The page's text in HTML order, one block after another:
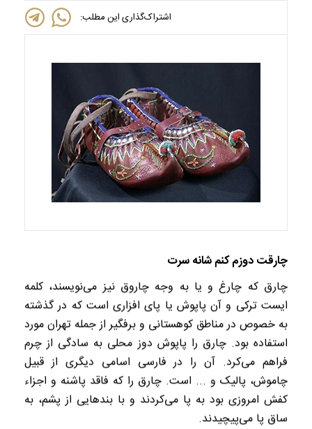
اشتراک‌گذاری این مطلب:
چارقت دوزم کنم شانه سرت
چارق که چارغ و یا به وجه چاروق نیز می‌نویسند، کلمه
ایست ترکی و آن پاپوش یا پای افزاری است که در گذشته
به خصوص در مناطق کوهستانی و برفگیر از جمله تهران مورد
استفاده بود. چارق را پاپوش دوز محلی به سادگی از چرم
فراهم می‌کرد. آن را در فارسی اسامی دیگری از قبیل
چاموش، پالیک و ... است. چارق را که فاقد پاشنه و اجزاء
کفش امروزی بود به پا می‌کردند و با بندهایی از پشم، به
ساق پا می‌پیچیدند.